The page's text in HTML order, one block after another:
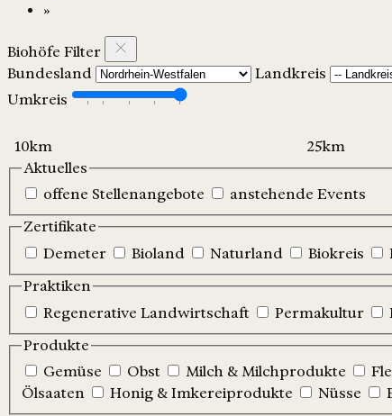
»
Biohöfe Filter
Bundesland
Landkreis
Umkreis
Aktuelles
offene Stellenangebote
anstehende Events
Zertifikate
Demeter
Bioland Naturland Biokreis
Praktiken
Regenerative Landwirtschaft
Permakultur
Produkte
Gemüse
Obst Milch & Milchprodukte
Ölsaaten
Honig & Imkereiprodukte Nüsse